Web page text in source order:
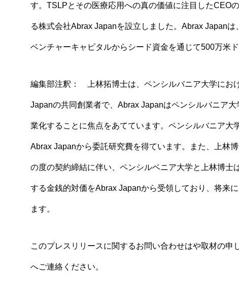
す。TSLPとその医療応用への真の価値に注目したCEO
る株式会社Abrax Japanを設立しました。Abrax Japan
ベンチャーキャピタルからシード資金を通じて500万米
編集部注釈： 上林拓博士は、ペンシルバニア大学にお
Japanの共同創業者で、Abrax Japanはペンシルバニア
業化することに焦点をあてています。ペンシルバニア大
Abrax Japanから委託研究費を得ています。また、上林
の度の契約締結に伴い、ペンシルベニア大学と上林博
する金銭的対価をAbrax Japanから受領しており、将来
ます。
このプレスリリースに関するお問い合わせはや取材の申
へご連絡ください。